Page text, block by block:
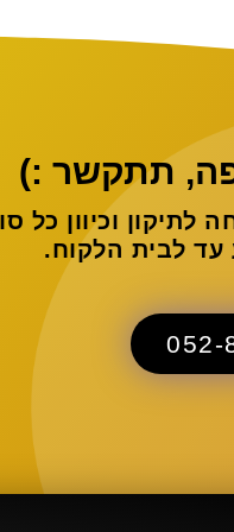
תתקשר :)
לתיקון וכיוון כל
עד לבית הלקוח.
052-